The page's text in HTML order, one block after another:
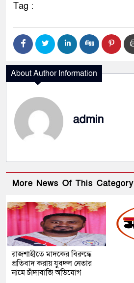
Tag :
About Author Information
admin
More News Of This Category
রাজশাহীতে মাদকের বিরুদ্ধে
প্রতিবাদ করায় যুবদল নেতার
নামে চাঁদাবাজি অভিযোগ